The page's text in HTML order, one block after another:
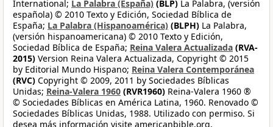
International; La Palabra (España) (BLP) La Palabra, (versión
española) © 2010 Texto y Edición, Sociedad Bíblica de
España; La Palabra (Hispanoamérica) (BLPH) La Palabra,
(versión hispanoamericana) © 2010 Texto y Edición,
Sociedad Bíblica de España; Reina Valera Actualizada (RVA-
2015) Version Reina Valera Actualizada, Copyright © 2015
by Editorial Mundo Hispano; Reina Valera Contemporánea
(RVC) Copyright © 2009, 2011 by Sociedades Bíblicas
Unidas; Reina-Valera 1960 (RVR1960) Reina-Valera 1960 ®
© Sociedades Bíblicas en América Latina, 1960. Renovado ©
Sociedades Bíblicas Unidas, 1988. Utilizado con permiso. Si
desea más información visite americanbible.org,